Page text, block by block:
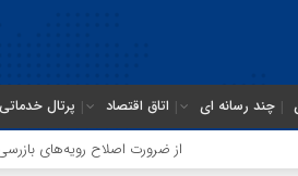
چند رسانه ای اتاق اقتصاد پرتال خدماتی
از ضرورت اصلاح رویه‌های بازرسی تا لزوم اصلاح